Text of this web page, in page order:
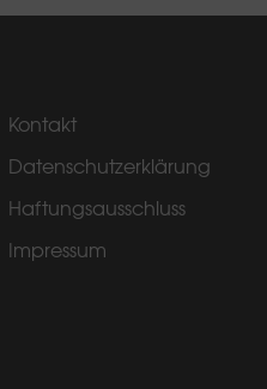
Kontakt
Datenschutzerklärung
Haftungsausschluss
Impressum